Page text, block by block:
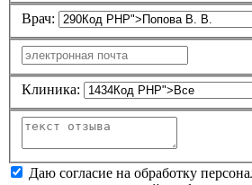
Врач:
Клиника:
Даю согласие на обработку